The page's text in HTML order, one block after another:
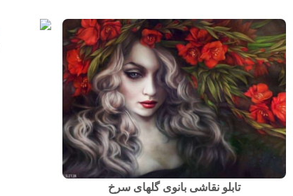
تابلو نقاشی بانوی گلهای سرخ